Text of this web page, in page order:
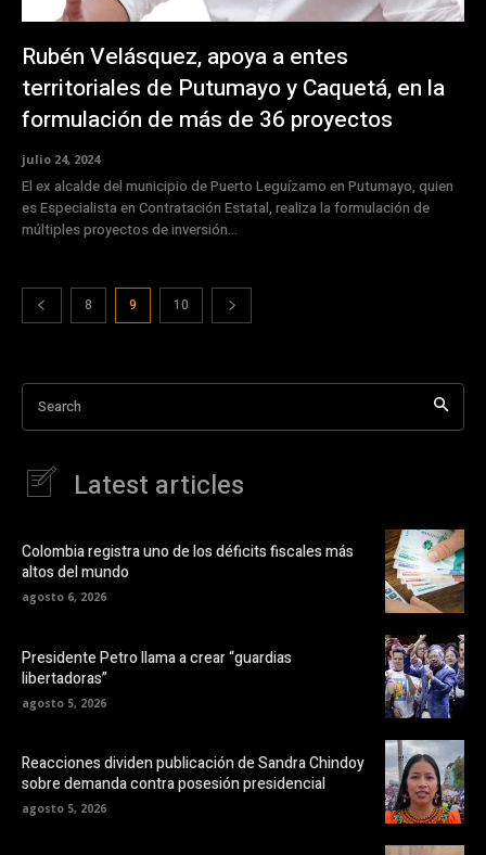
Rubén Velásquez, apoya a entes
territoriales de Putumayo y Caquetá, en la
formulación de más de 36 proyectos
julio 24, 2024
El ex alcalde del municipio de Puerto Leguízamo en Putumayo, quien
es Especialista en Contratación Estatal, realiza la formulación de
múltiples proyectos de inversión...
8 9 10
Search
Latest articles
Colombia registra uno de los déficits fiscales más
altos del mundo
agosto 6, 2026
Presidente Petro llama a crear “guardias
libertadoras”
agosto 5, 2026
Reacciones dividen publicación de Sandra Chindoy
sobre demanda contra posesión presidencial
agosto 5, 2026